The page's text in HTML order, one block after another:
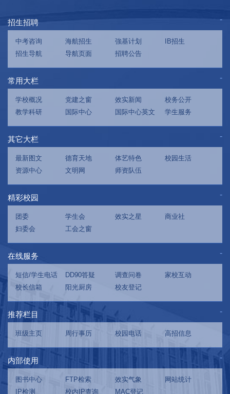
招生招聘
中考咨询 海航招生 強基计划
IB招生
招生导航
导航页面 招聘公告
常用大栏
学校概况 党建之窗 效实新闻
校务公开
教学科研
国际中心 国际中心英文 学生服务
其它大栏
最新图文 德育天地 体艺特色
校园生活
资源中心
文明网 师资队伍
精彩校园
团委 学生会 效实之星
商业社
妇委会
工会之窗
在线服务
短信/学生电话 DD90答疑 调查问卷
家校互动
校长信箱
阳光厨房 校友登记
推荐栏目
班级主页 周行事历 校园电话 高招信息
内部使用
图书中心 FTP检索 效实气象
网站统计
IP检测
校内IP查询 MAC登记